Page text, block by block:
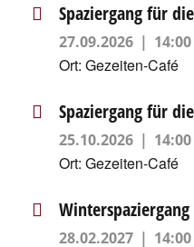
Spaziergang für
27.09.2026
Ort: Gezeiten-Café
Spaziergang für
25.10.2026
Ort: Gezeiten-Café
Winterspaziergang
28.02.2027